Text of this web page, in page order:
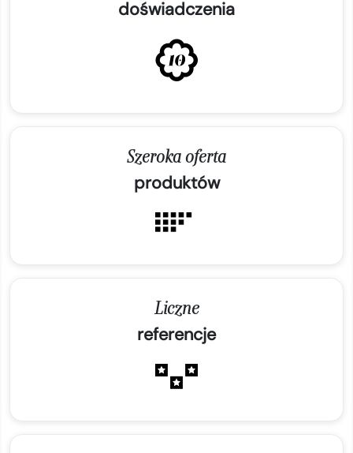
doświadczenia
Szeroka oferta
produktów
Liczne
referencje